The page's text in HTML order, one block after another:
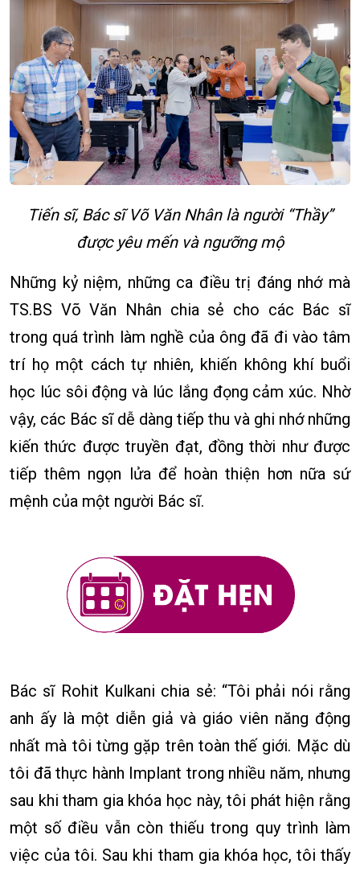
Tiến sĩ, Bác sĩ Võ Văn Nhân là người “Thầy”
được yêu mến và ngưỡng mộ
Những kỷ niệm, những ca điều trị đáng nhớ mà
TS.BS Võ Văn Nhân chia sẻ cho các Bác sĩ
trong quá trình làm nghề của ông đã đi vào tâm
trí họ một cách tự nhiên, khiến không khí buổi
học lúc sôi động và lúc lắng đọng cảm xúc. Nhờ
vậy, các Bác sĩ dễ dàng tiếp thu và ghi nhớ những
kiến thức được truyền đạt, đồng thời như được
tiếp thêm ngọn lửa để hoàn thiện hơn nữa sứ
mệnh của một người Bác sĩ.
Bác sĩ Rohit Kulkani chia sẻ: “Tôi phải nói rằng
anh ấy là một diễn giả và giáo viên năng động
nhất mà tôi từng gặp trên toàn thế giới. Mặc dù
tôi đã thực hành Implant trong nhiều năm, nhưng
sau khi tham gia khóa học này, tôi phát hiện rằng
một số điều vẫn còn thiếu trong quy trình làm
việc của tôi. Sau khi tham gia khóa học, tôi thấy